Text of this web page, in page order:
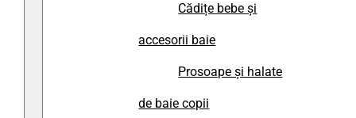
Cădițe bebe și
accesorii baie
Prosoape și halate
de baie copii